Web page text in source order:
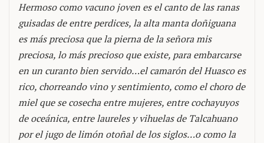
Hermoso como vacuno joven es el canto de las ranas
guisadas de entre perdices, la alta manta doñiguana
es más preciosa que la pierna de la señora mis
preciosa, lo más precioso que existe, para embarcarse
en un curanto bien servido…el camarón del Huasco es
rico, chorreando vino y sentimiento, como el choro de
miel que se cosecha entre mujeres, entre cochayuyos
de oceánica, entre laureles y vihuelas de Talcahuano
por el jugo de limón otoñal de los siglos…o como la